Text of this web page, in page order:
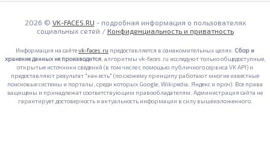
2026 © VK-FACES.RU - подробная информация о пользователях
социальных сетей / Конфиденциальность и приватность
Информация на сайтеvk-faces.ru предоставляется в ознакомительных целях. Сбор и
хранение данных не производится, алгоритмы vk-faces.ru исследуют только общедоступные,
открытые источники сведений (в том числе с помощью публичного сервиса VK API) и
предоставляют результат "как есть" (по схожему принципу работают многие известные
поисковые системы и порталы, среди которых Google, Wikipedia, Яндекс и проч). Все права
защищены и принадлежат соответствующим правообладателям. Администрация сайта не
гарантирует достоверность и актуальность информации в силу вышеизложенного.